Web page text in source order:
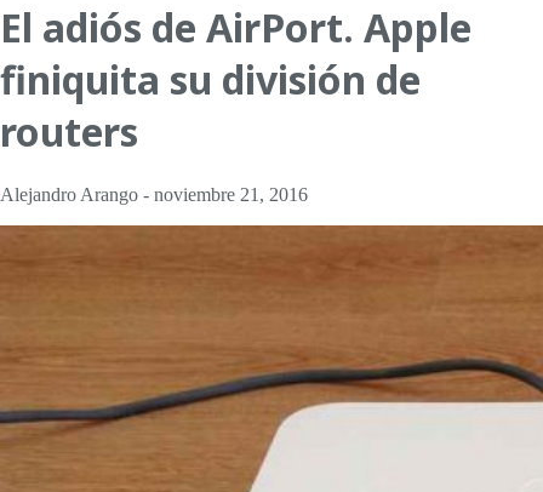
El adiós de AirPort. Apple
finiquita su división de
routers
Alejandro Arango - noviembre 21, 2016